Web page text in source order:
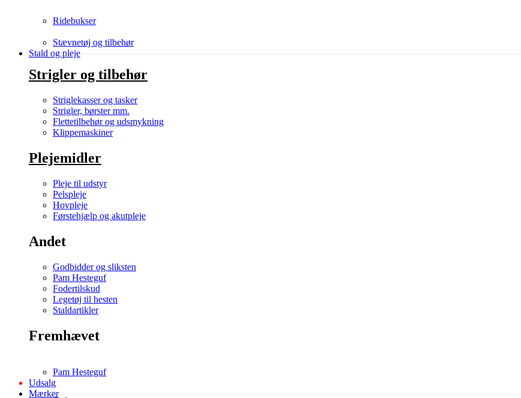
Ridebukser
Stævnetøj og tilbehør
Stald og pleje
Strigler og tilbehør
Striglekasser og tasker
Strigler, børster mm.
Flettetilbehør og udsmykning
Klippemaskiner
Plejemidler
Pleje til udstyr
Pelspleje
Hovpleje
Førstehjælp og akutpleje
Andet
Godbidder og sliksten
Pam Hesteguf
Fodertilskud
Legetøj til hesten
Staldartikler
Fremhævet
Pam Hesteguf
Udsalg
Mærker